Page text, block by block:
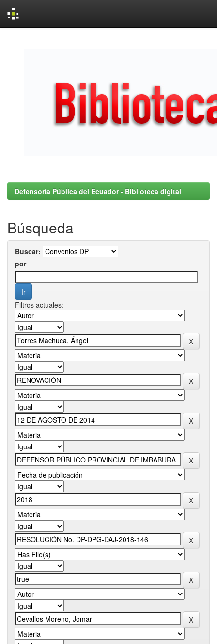
Defensoría Pública del Ecuador - Biblioteca digital
Búsqueda
Buscar:
por
Filtros actuales: